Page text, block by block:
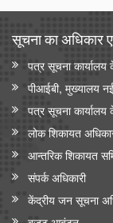
सूचना का अधिकार
पत्र सूचना
पीआईबी, मुख्यालय
पत्र सूचना कार्यालय
लोक शिकायत
आन्‍तरिक शिकायत
संपर्क अधिकारी
केंद्रीय जन सूचना